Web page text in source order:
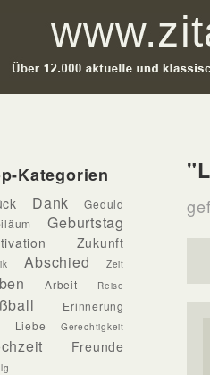
Kategorien
Dank
Geduld
Geburtstag
Zukunft
Abschied Zeit
Arbeit Reise
Erinnerung
Liebe Gerechtigkeit
Freunde